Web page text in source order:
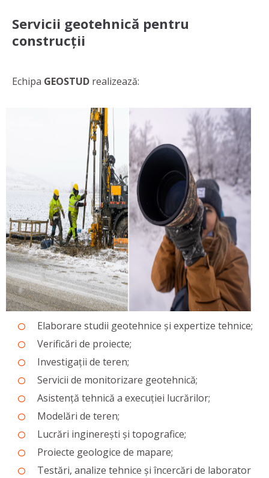
Servicii geotehnică pentru
construcții
Echipa GEOSTUD realizează:
Elaborare studii geotehnice și expertize tehnice;
Verificări de proiecte;
Investigații de teren;
Servicii de monitorizare geotehnică;
Asistență tehnică a execuției lucrărilor;
Modelări de teren;
Lucrări inginerești și topografice;
Proiecte geologice de mapare;
Testări, analize tehnice și încercări de laborator